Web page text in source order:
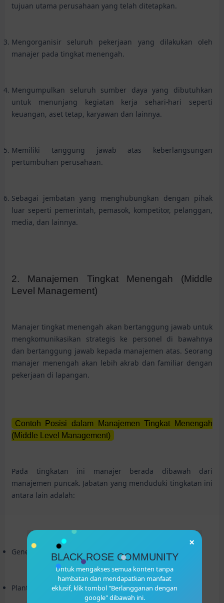
×
BLACK ROSE COMMUNITY
Untuk mengakses semua konten tanpa
hambatan dan mendapatkan manfaat
eklusif, klik tombol "Berlangganan dengan
google" dibawah ini.
tujuan utama perusahaan yang telah ditetapkan.
Mengorganisir seluruh pekerjaan yang dilakukan oleh
manajer pada tingkat menengah.
Mengumpulkan seluruh sumber daya yang dibutuhkan
untuk menunjang kegiatan kerja sehari-hari seperti
keuangan, aset tetap, karyawan dan lainnya.
Memiliki tanggung jawab atas keberlangsungan
pertumbuhan perusahaan.
Sebagai jembatan yang menghubungkan dengan pihak
luar seperti pemerintah, pemasok, kompetitor, pelanggan,
media, dan lainnya.
2. Manajemen Tingkat Menengah (Middle
Level Management)
Manajer tingkat menengah akan bertanggung jawab untuk
mengkomunikasikan strategis ke personel di bawahnya
dan bertanggung jawab kepada manajemen atas. Seorang
manajer menengah akan lebih akrab dan familiar dengan
pekerjaan di lapangan.
Contoh Posisi dalam Manajemen Tingkat Menengah
(Middle Level Management)
Pada tingkatan ini manajer berada dibawah dari
manajemen puncak. Jabatan yang menduduki tingkatan ini
antara lain adalah:
General Manager
Plant Manager